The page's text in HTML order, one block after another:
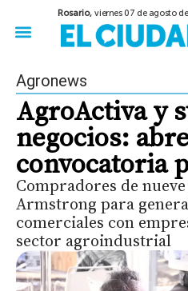
Rosario,viernes 07 de agosto
Agronews
AgroActiva y
negocios:
convocatoria
Compradores de
Armstrong para
comerciales con
sector agroindustrial